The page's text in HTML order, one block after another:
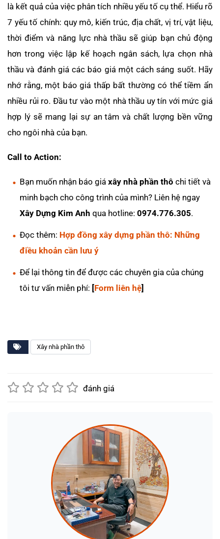
là kết quả của việc phân tích nhiều yếu tố cụ thể. Hiểu rõ
7 yếu tố chính: quy mô, kiến trúc, địa chất, vị trí, vật liệu,
thời điểm và năng lực nhà thầu sẽ giúp bạn chủ động
hơn trong việc lập kế hoạch ngân sách, lựa chọn nhà
thầu và đánh giá các báo giá một cách sáng suốt. Hãy
nhớ rằng, một báo giá thấp bất thường có thể tiềm ẩn
nhiều rủi ro. Đầu tư vào một nhà thầu uy tín với mức giá
hợp lý sẽ mang lại sự an tâm và chất lượng bền vững
cho ngôi nhà của bạn.
Call to Action:
Bạn muốn nhận báo giá xây nhà phần thô chi tiết và
minh bạch cho công trình của mình? Liên hệ ngay
Xây Dựng Kim Anh qua hotline: 0974.776.305.
Đọc thêm: Hợp đồng xây dựng phần thô: Những
điều khoản cần lưu ý
Để lại thông tin để được các chuyên gia của chúng
tôi tư vấn miễn phí: [Form liên hệ]
Xây nhà phần thô
đánh giá